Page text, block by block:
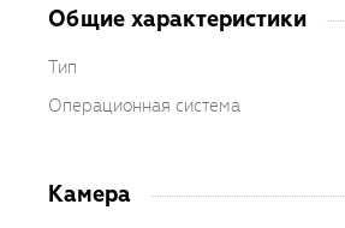
Общие характеристики
Тип
Операционная система
Камера